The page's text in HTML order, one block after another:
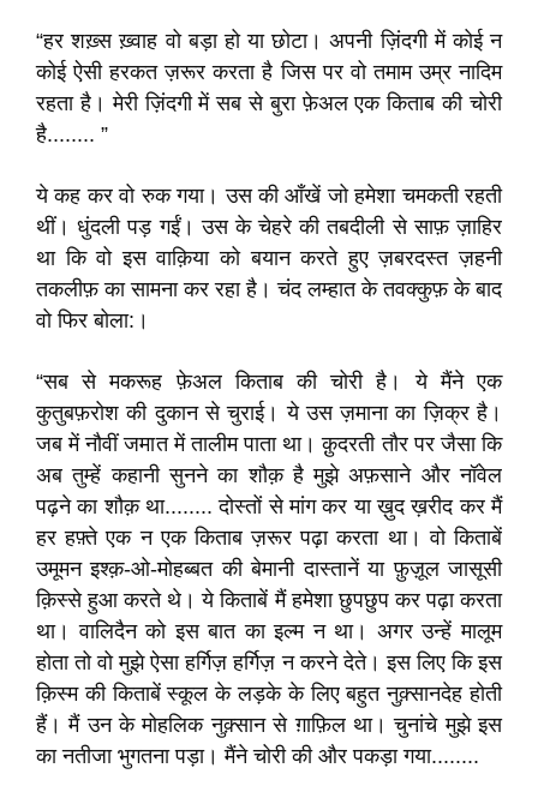
“हर शख़्स ख़्वाह वो बड़ा हो या छोटा। अपनी ज़िंदगी में कोई न
कोई ऐसी हरकत ज़रूर करता है जिस पर वो तमाम उम्र नादिम
रहता है। मेरी ज़िंदगी में सब से बुरा फ़ेअल एक किताब की चोरी
है........ ”
ये कह कर वो रुक गया। उस की आँखें जो हमेशा चमकती रहती
थीं। धुंदली पड़ गईं। उस के चेहरे की तबदीली से साफ़ ज़ाहिर
था कि वो इस वाक़िया को बयान करते हुए ज़बरदस्त ज़हनी
तकलीफ़ का सामना कर रहा है। चंद लम्हात के तवक्कुफ़ के बाद
वो फिर बोला:।
“सब से मकरूह फ़ेअल किताब की चोरी है। ये मैंने एक
कुतुबफ़रोश की दुकान से चुराई। ये उस ज़माना का ज़िक्र है।
जब में नौवीं जमात में तालीम पाता था। क़ुदरती तौर पर जैसा कि
अब तुम्हें कहानी सुनने का शौक़ है मुझे अफ़साने और नॉवेल
पढ़ने का शौक़ था........ दोस्तों से मांग कर या ख़ुद ख़रीद कर मैं
हर हफ़्ते एक न एक किताब ज़रूर पढ़ा करता था। वो किताबें
उमूमन इश्क़-ओ-मोहब्बत की बेमानी दास्तानें या फ़ुज़ूल जासूसी
क़िस्से हुआ करते थे। ये किताबें मैं हमेशा छुपछुप कर पढ़ा करता
था। वालिदैन को इस बात का इल्म न था। अगर उन्हें मालूम
होता तो वो मुझे ऐसा हर्गिज़ हर्गिज़ न करने देते। इस लिए कि इस
क़िस्म की किताबें स्कूल के लड़के के लिए बहुत नुक़्सानदेह होती
हैं। मैं उन के मोहलिक नुक़्सान से ग़ाफ़िल था। चुनांचे मुझे इस
का नतीजा भुगतना पड़ा। मैंने चोरी की और पकड़ा गया........